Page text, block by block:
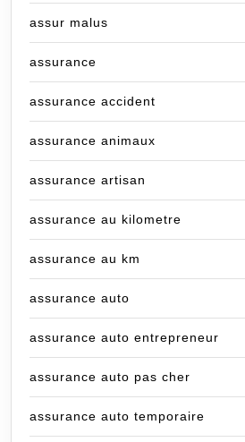
assur malus
assurance
assurance accident
assurance animaux
assurance artisan
assurance au kilometre
assurance au km
assurance auto
assurance auto entrepreneur
assurance auto pas cher
assurance auto temporaire